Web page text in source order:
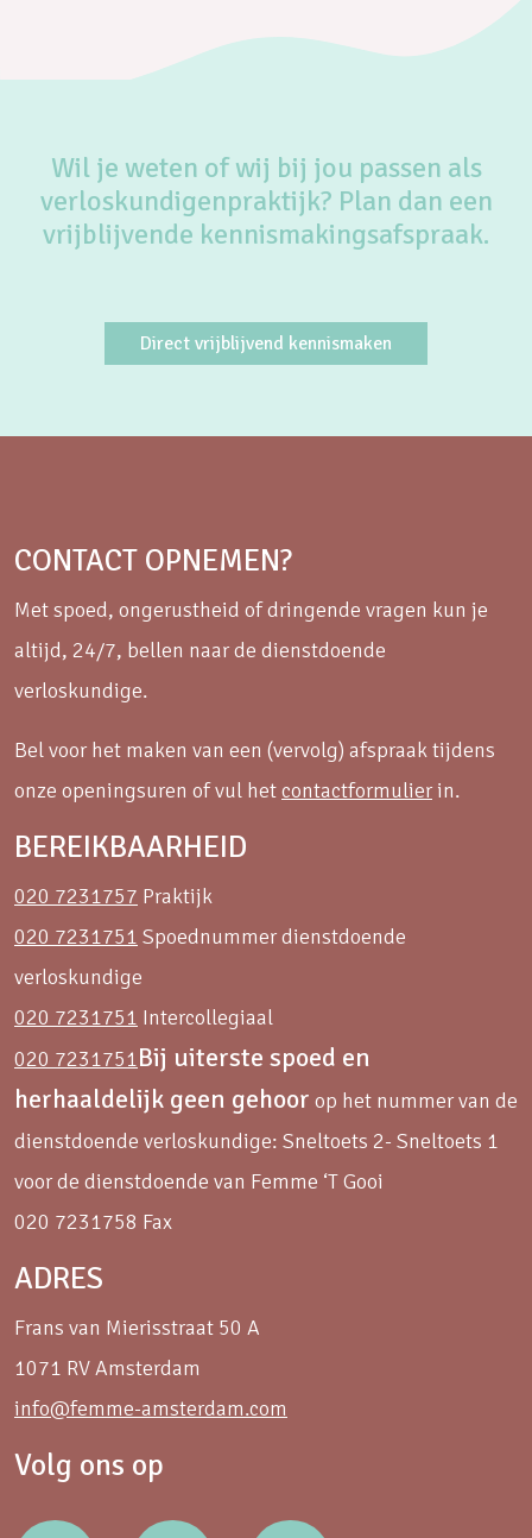
Wil je weten of wij bij jou passen als
verloskundigenpraktijk? Plan dan een
vrijblijvende kennismakingsafspraak.
Direct vrijblijvend kennismaken
CONTACT OPNEMEN?
Met spoed, ongerustheid of dringende vragen kun je
altijd, 24/7, bellen naar de dienstdoende
verloskundige.
Bel voor het maken van een (vervolg) afspraak tijdens
onze openingsuren of vul hetcontactformulier in.
BEREIKBAARHEID
020 7231757 Praktijk
020 7231751 Spoednummer dienstdoende
verloskundige
020 7231751 Intercollegiaal
020 7231751Bij uiterste spoed en
herhaaldelijk geen gehoor op het nummer van de
dienstdoende verloskundige: Sneltoets 2- Sneltoets 1
voor de dienstdoende van Femme ‘T Gooi
020 7231758 Fax
ADRES
Frans van Mierisstraat 50 A
1071 RV Amsterdam
info@femme-amsterdam.com
Volg ons op